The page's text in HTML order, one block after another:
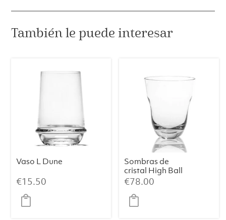
transparente
nubes
También le puede interesar
Vaso L Dune
€15.50
Sombras de
cristal High Ball
en transparente
sin nubes (set de
2)
€78.00